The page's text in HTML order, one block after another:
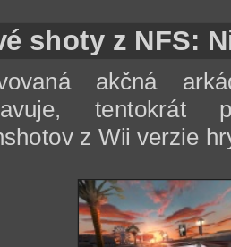
shoty z NFS:
akčná
tentokrát
z Wii verzie